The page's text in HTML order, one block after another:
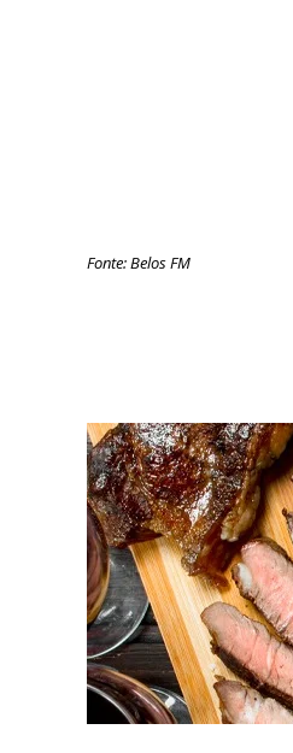
Fonte: Belos FM